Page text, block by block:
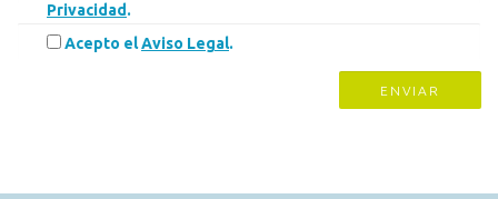
Privacidad .
Acepto elAviso Legal.